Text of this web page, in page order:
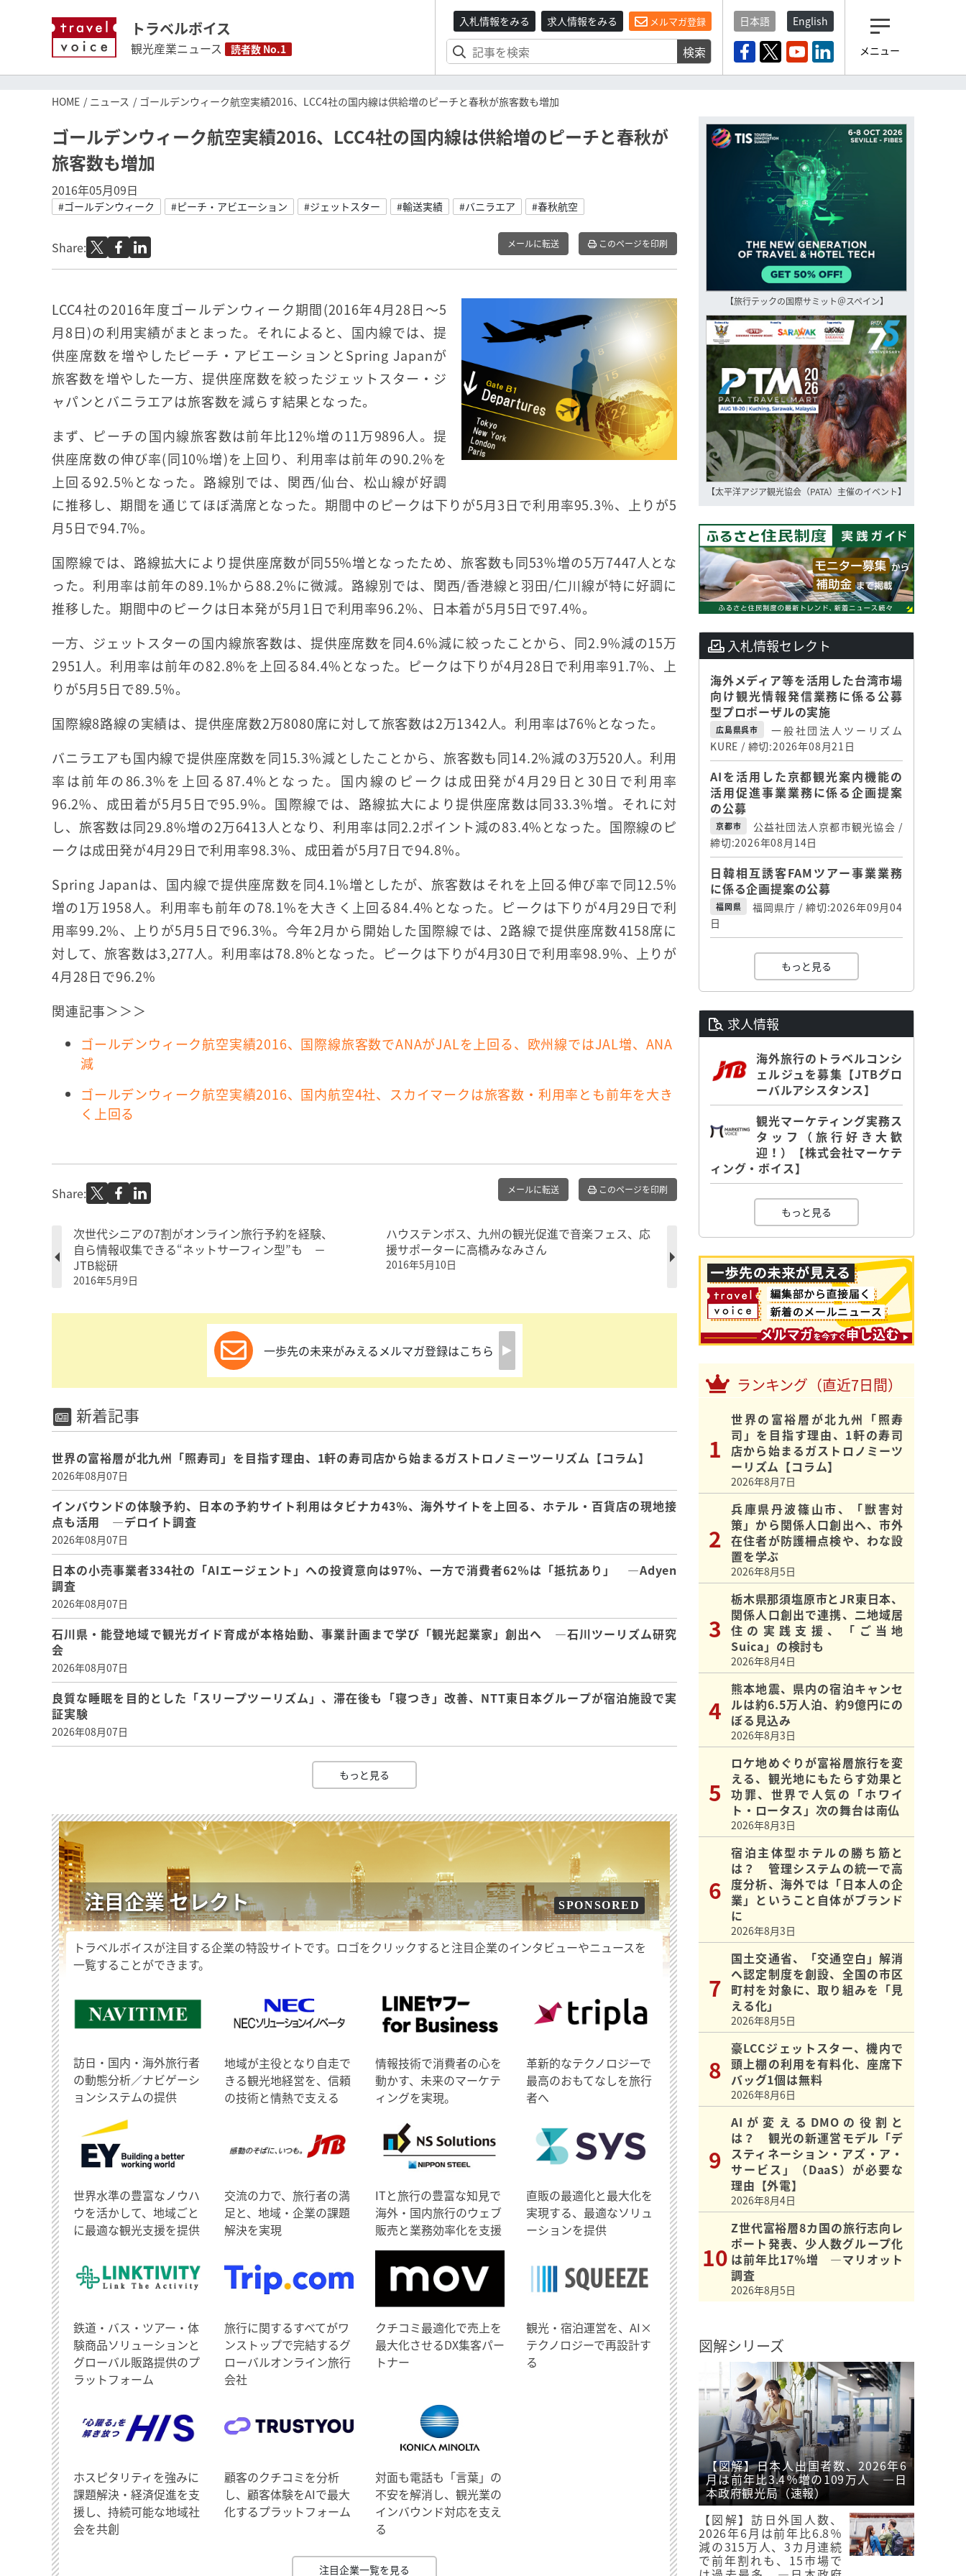
トラベルボイス
観光産業ニュース 読者数 No.1
入札情報をみる 求人情報をみる メルマガ登録
検索
日本語 English
メニュー
HOME ニュース ゴールデンウィーク航空実績2016、LCC4社の国内線は供給増のピーチと春秋が旅客数も増加
ゴールデンウィーク航空実績2016、LCC4社の国内線は供給増のピーチと春秋が
旅客数も増加
2016年05月09日
#ゴールデンウィーク #ピーチ・アビエーション #ジェットスター #輸送実績 #バニラエア #春秋航空
Share: メールに転送 このページを印刷
LCC4社の2016年度ゴールデンウィーク期間(2016年4月28日〜5
月8日)の利用実績がまとまった。それによると、国内線では、提
供座席数を増やしたピーチ・アビエーションとSpring Japanが
旅客数を増やした一方、提供座席数を絞ったジェットスター・ジ
ャパンとバニラエアは旅客数を減らす結果となった。
まず、ピーチの国内線旅客数は前年比12%増の11万9896人。提
供座席数の伸び率(同10%増)を上回り、利用率は前年の90.2%を
上回る92.5%となった。路線別では、関西/仙台、松山線が好調
に推移し、期間を通じてほぼ満席となった。期間中のピークは下りが5月3日で利用率95.3%、上りが5
月5日で94.7%。
国際線では、路線拡大により提供座席数が同55%増となったため、旅客数も同53%増の5万7447人とな
った。利用率は前年の89.1%から88.2%に微減。路線別では、関西/香港線と羽田/仁川線が特に好調に
推移した。期間中のピークは日本発が5月1日で利用率96.2%、日本着が5月5日で97.4%。
一方、ジェットスターの国内線旅客数は、提供座席数を同4.6%減に絞ったことから、同2.9%減の15万
2951人。利用率は前年の82.8%を上回る84.4%となった。ピークは下りが4月28日で利用率91.7%、上
りが5月5日で89.5%。
国際線8路線の実績は、提供座席数2万8080席に対して旅客数は2万1342人。利用率は76%となった。
バニラエアも国内線で提供座席数を同15.3%減としたことから、旅客数も同14.2%減の3万520人。利用
率は前年の86.3%を上回る87.4%となった。国内線のピークは成田発が4月29日と30日で利用率
96.2%、成田着が5月5日で95.9%。国際線では、路線拡大により提供座席数は同33.3%増。それに対
し、旅客数は同29.8%増の2万6413人となり、利用率は同2.2ポイント減の83.4%となった。国際線のピ
ークは成田発が4月29日で利用率98.3%、成田着が5月7日で94.8%。
Spring Japanは、国内線で提供座席数を同4.1%増としたが、旅客数はそれを上回る伸び率で同12.5%
増の1万1958人。利用率も前年の78.1%を大きく上回る84.4%となった。ピークは下りが4月29日で利
用率99.2%、上りが5月5日で96.3%。今年2月から開始した国際線では、2路線で提供座席数4158席に
対して、旅客数は3,277人。利用率は78.8%となった。ピークは下りが4月30日で利用率98.9%、上りが
4月28日で96.2%
関連記事＞＞＞
ゴールデンウィーク航空実績2016、国際線旅客数でANAがJALを上回る、欧州線ではJAL増、ANA
減
ゴールデンウィーク航空実績2016、国内航空4社、スカイマークは旅客数・利用率とも前年を大き
く上回る
Share: メールに転送 このページを印刷
次世代シニアの7割がオンライン旅行予約を経験、
自ら情報収集できる“ネットサーフィン型”も －
JTB総研
2016年5月9日
ハウステンボス、九州の観光促進で音楽フェス、応
援サポーターに高橋みなみさん
2016年5月10日
一歩先の未来がみえるメルマガ登録はこちら
新着記事
世界の富裕層が北九州「照寿司」を目指す理由、1軒の寿司店から始まるガストロノミーツーリズム【コラム】
2026年08月07日
インバウンドの体験予約、日本の予約サイト利用はタビナカ43％、海外サイトを上回る、ホテル・百貨店の現地接
点も活用 ―デロイト調査
2026年08月07日
日本の小売事業者334社の「AIエージェント」への投資意向は97％、一方で消費者62％は「抵抗あり」 ―Adyen
調査
2026年08月07日
石川県・能登地域で観光ガイド育成が本格始動、事業計画まで学び「観光起業家」創出へ ―石川ツーリズム研究
会
2026年08月07日
良質な睡眠を目的とした「スリープツーリズム」、滞在後も「寝つき」改善、NTT東日本グループが宿泊施設で実
証実験
2026年08月07日
もっと見る
注目企業 セレクト SPONSORED
トラベルボイスが注目する企業の特設サイトです。ロゴをクリックすると注目企業のインタビューやニュースを
一覧することができます。
訪日・国内・海外旅行者
の動態分析／ナビゲーシ
ョンシステムの提供
地域が主役となり自走で
きる観光地経営を、信頼
の技術と情熱で支える
情報技術で消費者の心を
動かす、未来のマーケテ
ィングを実現。
革新的なテクノロジーで
最高のおもてなしを旅行
者へ
世界水準の豊富なノウハ
ウを活かして、地域ごと
に最適な観光支援を提供
交流の力で、旅行者の満
足と、地域・企業の課題
解決を実現
ITと旅行の豊富な知見で
海外・国内旅行のウェブ
販売と業務効率化を支援
直販の最適化と最大化を
実現する、最適なソリュ
ーションを提供
鉄道・バス・ツアー・体
験商品ソリューションと
グローバル販路提供のプ
ラットフォーム
旅行に関するすべてがワ
ンストップで完結するグ
ローバルオンライン旅行
会社
クチコミ最適化で売上を
最大化させるDX集客パー
トナー
観光・宿泊運営を、AI×
テクノロジーで再設計す
る
ホスピタリティを強みに
課題解決・経済促進を支
援し、持続可能な地域社
会を共創
顧客のクチコミを分析
し、顧客体験をAIで最大
化するプラットフォーム
対面も電話も「言葉」の
不安を解消し、観光業の
インバウンド対応を支え
る
注目企業一覧を見る
【旅行テックの国際サミット＠スペイン】
【太平洋アジア観光協会（PATA）主催のイベント】
入札情報セレクト
海外メディア等を活用した台湾市場
向け観光情報発信業務に係る公募
型プロポーザルの実施
広島県呉市
一般社団法人ツーリズム
KURE / 締切:2026年08月21日
AIを活用した京都観光案内機能の
活用促進事業業務に係る企画提案
の公募
京都市
公益社団法人京都市観光協会 /
締切:2026年08月14日
日韓相互誘客FAMツアー事業業務
に係る企画提案の公募
福岡県
福岡県庁 / 締切:2026年09月04
日
もっと見る
求人情報
海外旅行のトラベルコンシ
ェルジュを募集【JTBグロ
ーバルアシスタンス】
観光マーケティング実務ス
タッフ（旅行好き大歓
迎！）【株式会社マーケテ
ィング・ボイス】
もっと見る
ランキング（直近7日間）
世界の富裕層が北九州「照寿
司」を目指す理由、1軒の寿司
店から始まるガストロノミーツ
ーリズム【コラム】
2026年8月7日
兵庫県丹波篠山市、「獣害対
策」から関係人口創出へ、市外
在住者が防護柵点検や、わな設
置を学ぶ
2026年8月5日
栃木県那須塩原市とJR東日本、
関係人口創出で連携、二地域居
住の実践支援、「ご当地
Suica」の検討も
2026年8月4日
熊本地震、県内の宿泊キャンセ
ルは約6.5万人泊、約9億円にの
ぼる見込み
2026年8月3日
ロケ地めぐりが富裕層旅行を変
える、観光地にもたらす効果と
功罪、世界で人気の「ホワイ
ト・ロータス」次の舞台は南仏
2026年8月3日
宿泊主体型ホテルの勝ち筋と
は？ 管理システムの統一で高
度分析、海外では「日本人の企
業」ということ自体がブランド
に
2026年8月3日
国土交通省、「交通空白」解消
へ認定制度を創設、全国の市区
町村を対象に、取り組みを「見
える化」
2026年8月5日
豪LCCジェットスター、機内で
頭上棚の利用を有料化、座席下
バッグ1個は無料
2026年8月6日
AIが変えるDMOの役割と
は？ 観光の新運営モデル「デ
スティネーション・アズ・ア・
サービス」（DaaS）が必要な
理由【外電】
2026年8月4日
Z世代富裕層8カ国の旅行志向レ
ポート発表、少人数グループ化
は前年比17％増 ―マリオット
調査
2026年8月5日
図解シリーズ
【図解】日本人出国者数、2026年6
月は前年比3.4％増の109万人 ―日
本政府観光局（速報）
【図解】訪日外国人数、
2026年6月は前年比6.8％
減の315万人、3カ月連続
で前年割れも、15市場で
観光産業ニュース「トラベ
登録済みですよね？
もし未だ登録していないなら…
いますぐ登録する